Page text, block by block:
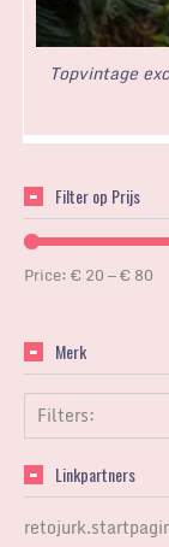
Topvintage
Filter op Prijs
Price:€ 20—€ 80
Merk
Filters:
Linkpartners